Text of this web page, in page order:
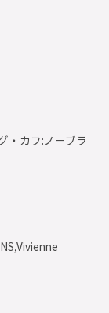
・カフ:ノーブラ